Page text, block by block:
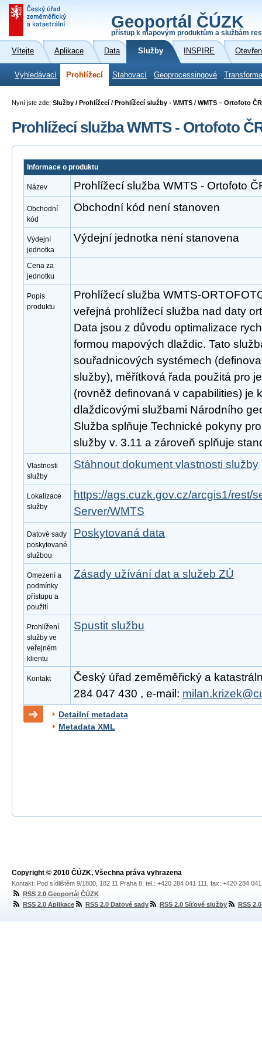
Geoportál ČÚZK
přístup k mapovým produktům a službám
Vítejte Aplikace Data Služby INSPIRE
Vyhledávací Prohlížecí Stahovací Geoprocessingové
Nyní jste zde: Služby / Prohlížecí / Prohlížecí služby - WMTS / WMTS – Ortofoto ČR
Prohlížecí služba WMTS - Ortofoto
Informace o produktu
Název Prohlížecí služba WMTS - Ortofoto
Obchodní
kód
Obchodní kód není stanoven
Výdejní
jednotka
Výdejní jednotka není stanovena
Cena za
jednotku
Popis
produktu
Prohlížecí služba WMTS-
veřejná prohlížecí služba nad daty
Data jsou z důvodu optimalizace
formou mapových dlaždic. Tato
souřadnicových systémech
služby), měřítková řada použitá pro
(rovněž definovaná v capabilities) je
dlaždicovými službami Národního
Služba splňuje Technické pokyny
služby v. 3.11 a zároveň splňuje
Vlastnosti
služby
Stáhnout dokument vlastnosti služby
Lokalizace
služby
https://ags.cuzk.gov.cz/arcgis1/rest/
Server/WMTS
Datové sady
poskytované
službou
Poskytovaná data
Omezení a
podmínky
přístupu a
použití
Zásady užívání dat a služeb ZÚ
Prohlížení
služby ve
veřejném
klientu
Spustit službu
Kontakt
Český úřad zeměměřický a
284 047 430 , e-mail:
Detailní metadata
Metadata XML
Copyright © 2010 ČÚZK, Všechna práva vyhrazena
Kontakt: Pod sídlištěm 9/1800, 182 11 Praha 8, tel.: +420 284 041 111, fax: +420 284
RSS 2.0 Geoportál ČÚZK
RSS 2.0 Aplikace
RSS 2.0 Datové sady RSS 2.0 Síťové služby RSS